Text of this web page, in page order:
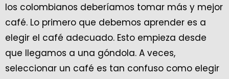
los colombianos deberíamos tomar más y mejor
café. Lo primero que debemos aprender es a
elegir el café adecuado. Esto empieza desde
que llegamos a una góndola. A veces,
seleccionar un café es tan confuso como elegir